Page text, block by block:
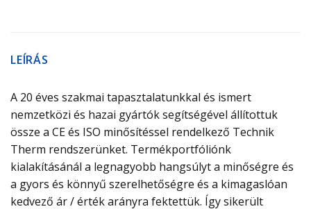
LEÍRÁS
A 20 éves szakmai tapasztalatunkkal és ismert
nemzetközi és hazai gyártók segítségével állítottuk
össze a CE és ISO minősítéssel rendelkező Technik
Therm rendszerünket. Termékportfóliónk
kialakításánál a legnagyobb hangsúlyt a minőségre és
a gyors és könnyű szerelhetőségre és a kimagaslóan
kedvező ár / érték arányra fektettük. Így sikerült